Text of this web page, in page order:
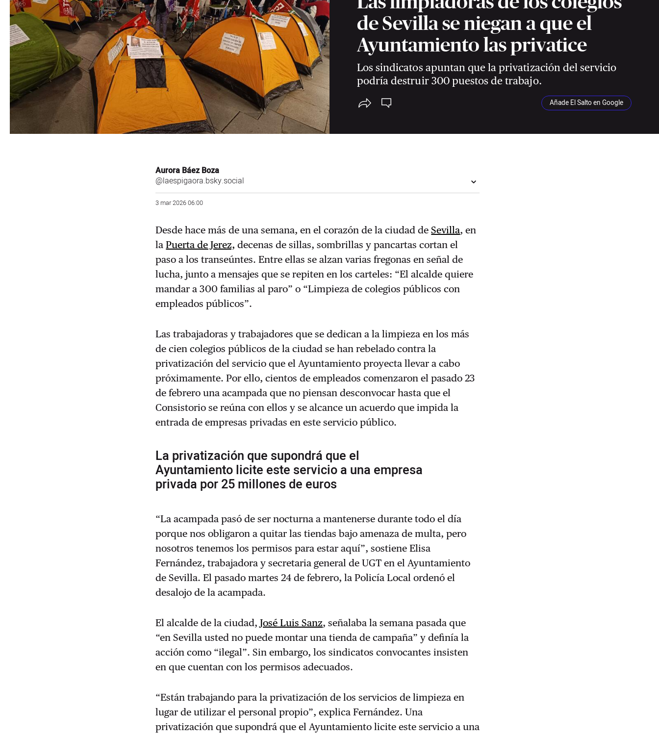
de Sevilla se niegan a que el
Ayuntamiento las privatice
Los sindicatos apuntan que la privatización del servicio
podría destruir 300 puestos de trabajo.
Añade El Salto en Google
Aurora Báez Boza
@laespigaora.bsky.social
3 mar 2026 06:00
Desde hace más de una semana, en el corazón de la ciudad deSevilla, en
laPuerta de Jerez, decenas de sillas, sombrillas y pancartas cortan el
paso a los transeúntes. Entre ellas se alzan varias fregonas en señal de
lucha, junto a mensajes que se repiten en los carteles: “El alcalde quiere
mandar a 300 familias al paro” o “Limpieza de colegios públicos con
empleados públicos”.
Las trabajadoras y trabajadores que se dedican a la limpieza en los más
de cien colegios públicos de la ciudad se han rebelado contra la
privatización del servicio que el Ayuntamiento proyecta llevar a cabo
próximamente. Por ello, cientos de empleados comenzaron el pasado 23
de febrero una acampada que no piensan desconvocar hasta que el
Consistorio se reúna con ellos y se alcance un acuerdo que impida la
entrada de empresas privadas en este servicio público.
La privatización que supondrá que el
Ayuntamiento licite este servicio a una empresa
privada por 25 millones de euros
“La acampada pasó de ser nocturna a mantenerse durante todo el día
porque nos obligaron a quitar las tiendas bajo amenaza de multa, pero
nosotros tenemos los permisos para estar aquí”, sostiene Elisa
Fernández, trabajadora y secretaria general de UGT en el Ayuntamiento
de Sevilla. El pasado martes 24 de febrero, la Policía Local ordenó el
desalojo de la acampada.
El alcalde de la ciudad,José Luis Sanz, señalaba la semana pasada que
“en Sevilla usted no puede montar una tienda de campaña” y definía la
acción como “ilegal”. Sin embargo, los sindicatos convocantes insisten
en que cuentan con los permisos adecuados.
“Están trabajando para la privatización de los servicios de limpieza en
lugar de utilizar el personal propio”, explica Fernández. Una
privatización que supondrá que el Ayuntamiento licite este servicio a una